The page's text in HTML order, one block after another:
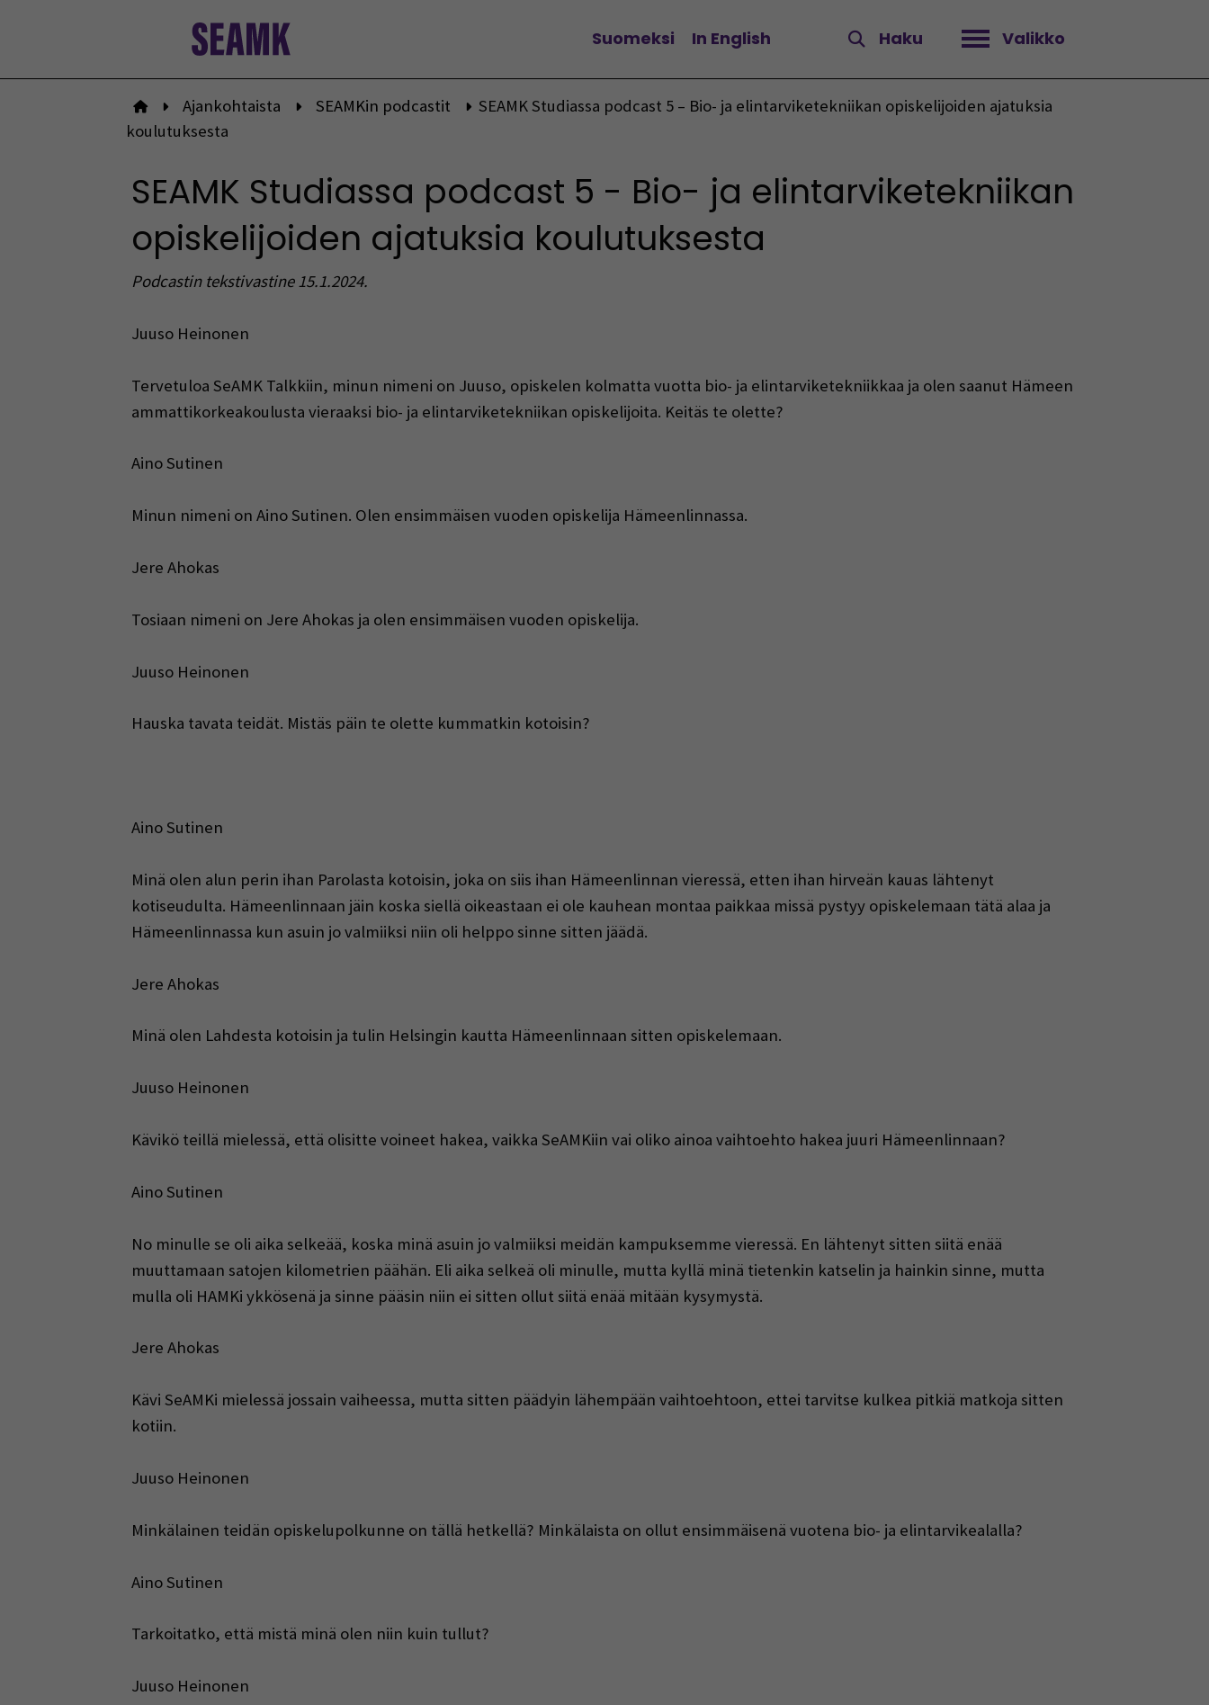
Vaihda kieltä
Suomeksi In English Haku Valikko
Avaa valikko
Etusivulle
Ajankohtaista SEAMKin podcastit
SEAMK Studiassa podcast 5 – Bio- ja elintarviketekniikan opiskelijoiden ajatuksia
koulutuksesta
SEAMK Studiassa podcast 5 - Bio- ja elintarviketekniikan
opiskelijoiden ajatuksia koulutuksesta
Podcastin tekstivastine 15.1.2024.
Juuso Heinonen
Tervetuloa SeAMK Talkkiin, minun nimeni on Juuso, opiskelen kolmatta vuotta bio- ja elintarviketekniikkaa ja olen saanut Hämeen
ammattikorkeakoulusta vieraaksi bio- ja elintarviketekniikan opiskelijoita. Keitäs te olette?
Aino Sutinen
Minun nimeni on Aino Sutinen. Olen ensimmäisen vuoden opiskelija Hämeenlinnassa.
Jere Ahokas
Tosiaan nimeni on Jere Ahokas ja olen ensimmäisen vuoden opiskelija.
Juuso Heinonen
Hauska tavata teidät. Mistäs päin te olette kummatkin kotoisin?
Aino Sutinen
Minä olen alun perin ihan Parolasta kotoisin, joka on siis ihan Hämeenlinnan vieressä, etten ihan hirveän kauas lähtenyt
kotiseudulta. Hämeenlinnaan jäin koska siellä oikeastaan ei ole kauhean montaa paikkaa missä pystyy opiskelemaan tätä alaa ja
Hämeenlinnassa kun asuin jo valmiiksi niin oli helppo sinne sitten jäädä.
Jere Ahokas
Minä olen Lahdesta kotoisin ja tulin Helsingin kautta Hämeenlinnaan sitten opiskelemaan.
Juuso Heinonen
Kävikö teillä mielessä, että olisitte voineet hakea, vaikka SeAMKiin vai oliko ainoa vaihtoehto hakea juuri Hämeenlinnaan?
Aino Sutinen
No minulle se oli aika selkeää, koska minä asuin jo valmiiksi meidän kampuksemme vieressä. En lähtenyt sitten siitä enää
muuttamaan satojen kilometrien päähän. Eli aika selkeä oli minulle, mutta kyllä minä tietenkin katselin ja hainkin sinne, mutta
mulla oli HAMKi ykkösenä ja sinne pääsin niin ei sitten ollut siitä enää mitään kysymystä.
Jere Ahokas
Kävi SeAMKi mielessä jossain vaiheessa, mutta sitten päädyin lähempään vaihtoehtoon, ettei tarvitse kulkea pitkiä matkoja sitten
kotiin.
Juuso Heinonen
Minkälainen teidän opiskelupolkunne on tällä hetkellä? Minkälaista on ollut ensimmäisenä vuotena bio- ja elintarvikealalla?
Aino Sutinen
Tarkoitatko, että mistä minä olen niin kuin tullut?
Juuso Heinonen